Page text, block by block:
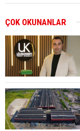
ÇOK OKUNANLAR